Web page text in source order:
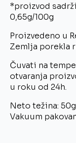
*proizvod
0,65g/100g
Proizvedeno u
Zemlja porekla
Čuvati na
otvaranja
u roku od 24h.
Neto težina: 50g
Vakuum